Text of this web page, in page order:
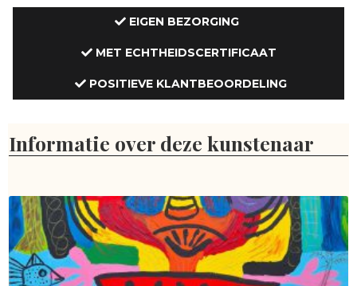
EIGEN BEZORGING
MET ECHTHEIDSCERTIFICAAT
POSITIEVE KLANTBEOORDELING
Informatie over deze kunstenaar